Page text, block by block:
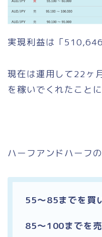
実現利益は「510,646
現在は運用して22ヶ
を稼いでくれたことに
ハーフアンドハーフの
55〜85までを買
85〜100までを